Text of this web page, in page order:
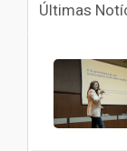
Últimas